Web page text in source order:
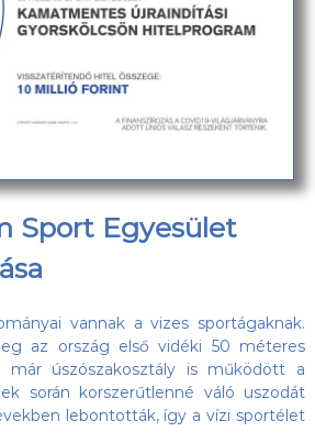
Sport Egyesület
vannak a vizes sportágaknak.
az ország első vidéki 50 méteres
már úszószakosztály is működött a
során korszerűtlenné váló uszodát
lebontották, így a vízi sportélet